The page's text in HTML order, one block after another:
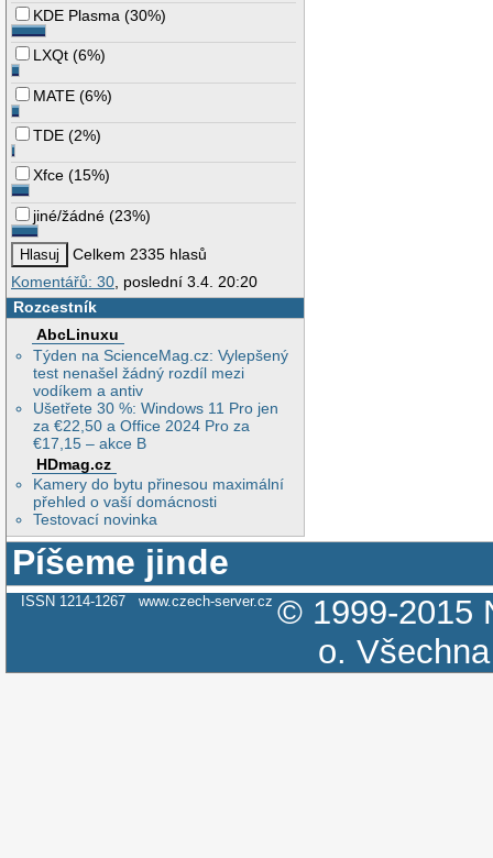
KDE Plasma (30%)
LXQt (6%)
MATE (6%)
TDE (2%)
Xfce (15%)
jiné/žádné (23%)
Celkem 2335 hlasů
Komentářů: 30, poslední 3.4. 20:20
Rozcestník
AbcLinuxu
Týden na ScienceMag.cz: Vylepšený
test nenašel žádný rozdíl mezi
vodíkem a antiv
Ušetřete 30 %: Windows 11 Pro jen
za €22,50 a Office 2024 Pro za
€17,15 – akce B
HDmag.cz
Kamery do bytu přinesou maximální
přehled o vaší domácnosti
Testovací novinka
Píšeme jinde
ISSN 1214-1267 www.czech-server.cz © 1999-2015
o.